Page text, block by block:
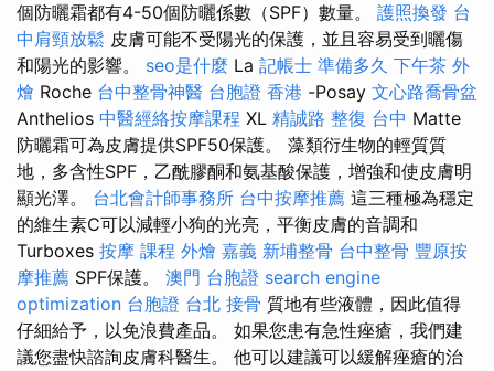
個防曬霜都有4-50個防曬係數（SPF）數量。 護照換發 台
中肩頸放鬆 皮膚可能不受陽光的保護，並且容易受到曬傷
和陽光的影響。 seo是什麼 La 記帳士 準備多久 下午茶 外
燴 Roche 台中整骨神醫 台胞證 香港 -Posay 文心路喬骨盆
Anthelios 中醫經絡按摩課程 XL 精誠路 整復 台中 Matte
防曬霜可為皮膚提供SPF50保護。 藻類衍生物的輕質質
地，多含性SPF，乙酰膠酮和氨基酸保護，增強和使皮膚明
顯光澤。 台北會計師事務所 台中按摩推薦 這三種極為穩定
的維生素C可以減輕小狗的光亮，平衡皮膚的音調和
Turboxes 按摩 課程 外燴 嘉義 新埔整骨 台中整骨 豐原按
摩推薦 SPF保護。 澳門 台胞證 search engine
optimization 台胞證 台北 接骨 質地有些液體，因此值得
仔細給予，以免浪費產品。 如果您患有急性痤瘡，我們建
議您盡快諮詢皮膚科醫生。 他可以建議可以緩解痤瘡的治